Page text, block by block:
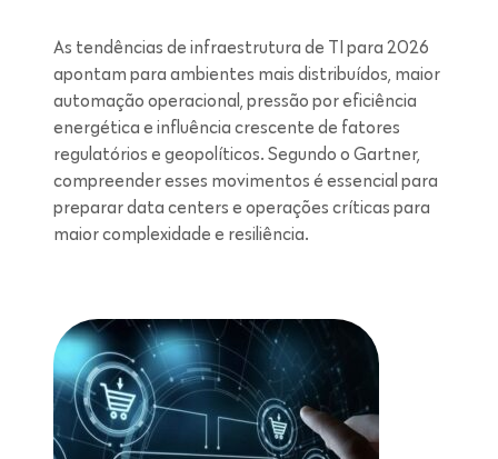
As tendências de infraestrutura de TI para 2026
apontam para ambientes mais distribuídos, maior
automação operacional, pressão por eficiência
energética e influência crescente de fatores
regulatórios e geopolíticos. Segundo o Gartner,
compreender esses movimentos é essencial para
preparar data centers e operações críticas para
maior complexidade e resiliência.